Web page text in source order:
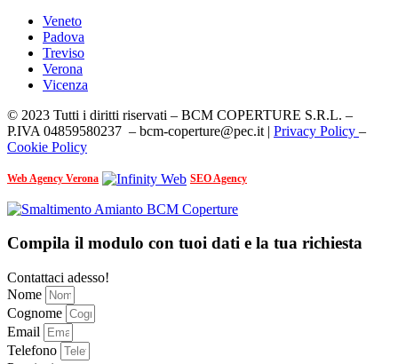
Veneto
Padova
Treviso
Verona
Vicenza
© 2023 Tutti i diritti riservati – BCM COPERTURE S.R.L. –
P.IVA 04859580237 – bcm-coperture@pec.it | Privacy Policy –
Cookie Policy
Web Agency Verona SEO Agency
Compila il modulo con tuoi dati e la tua richiesta
Contattaci adesso!
Nome
Cognome
Email
Telefono